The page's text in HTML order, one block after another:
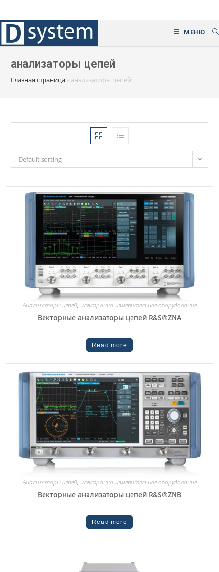
к
содержимому
МЕНЮ
анализаторы цепей
Главная страница » анализаторы цепей
Default sorting
Анализаторы цепей, Электронно-измерительное оборудование
Векторные анализаторы цепей R&S®ZNA
Read more
Анализаторы цепей, Электронно-измерительное оборудование
Векторные анализаторы цепей R&S®ZNB
Read more